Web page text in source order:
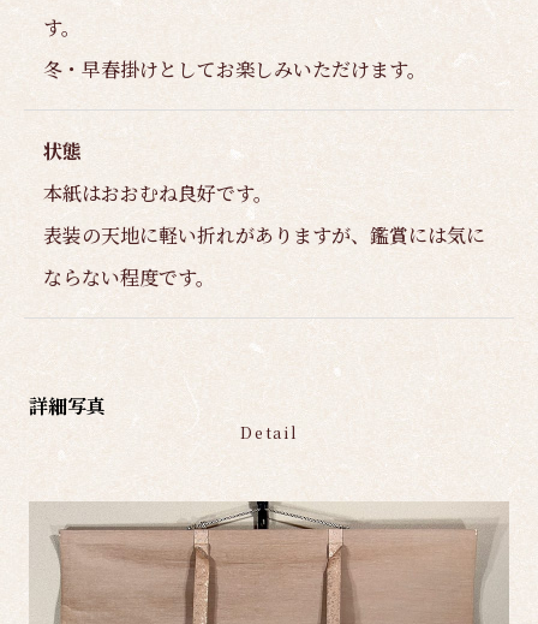
す。
冬・早春掛けとしてお楽しみいただけます。
状態
本紙はおおむね良好です。
表装の天地に軽い折れがありますが、鑑賞には気に
ならない程度です。
詳細写真
Detail